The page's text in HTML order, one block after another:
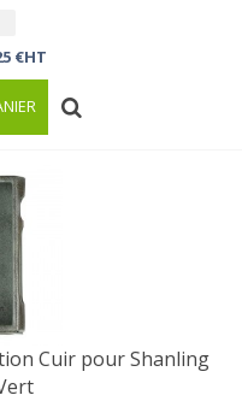
€HT
Cuir pour Shanling